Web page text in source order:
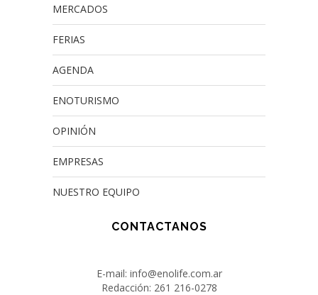
MERCADOS
FERIAS
AGENDA
ENOTURISMO
OPINIÓN
EMPRESAS
NUESTRO EQUIPO
CONTACTANOS
E-mail: info@enolife.com.ar
Redacción: 261 216-0278